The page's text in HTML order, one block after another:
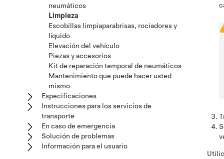
neumáticos
Limpieza
Escobillas limpiaparabrisas, rociadores y
líquido
Elevación del vehículo
Piezas y accesorios
Kit de reparación temporal de neumáticos
Mantenimiento que puede hacer usted
mismo
Especificaciones
Instrucciones para los servicios de
transporte
En caso de emergencia
Solución de problemas
Información para el usuario